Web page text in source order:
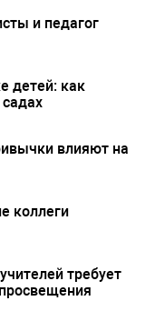
и педагог
детей: как
влияют на
коллеги
требует